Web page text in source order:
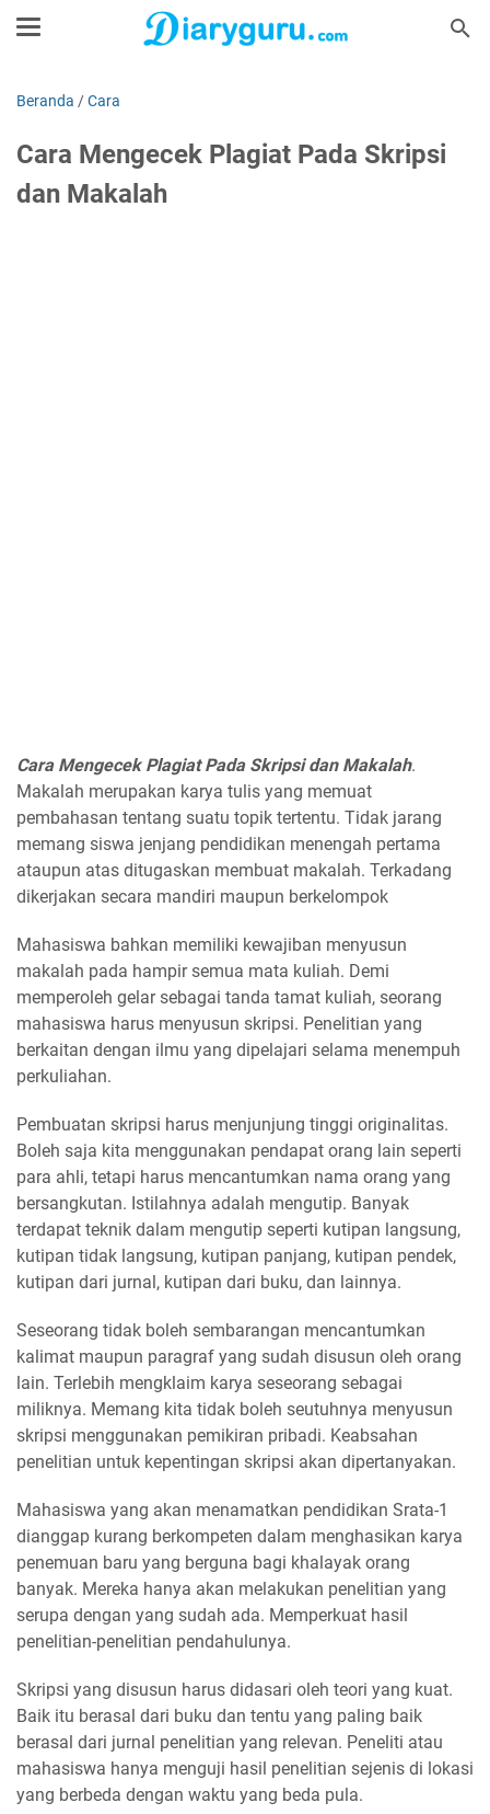
Beranda /Cara
Cara Mengecek Plagiat Pada Skripsi
dan Makalah
Cara Mengecek Plagiat Pada Skripsi dan Makalah.
Makalah merupakan karya tulis yang memuat
pembahasan tentang suatu topik tertentu. Tidak jarang
memang siswa jenjang pendidikan menengah pertama
ataupun atas ditugaskan membuat makalah. Terkadang
dikerjakan secara mandiri maupun berkelompok
Mahasiswa bahkan memiliki kewajiban menyusun
makalah pada hampir semua mata kuliah. Demi
memperoleh gelar sebagai tanda tamat kuliah, seorang
mahasiswa harus menyusun skripsi. Penelitian yang
berkaitan dengan ilmu yang dipelajari selama menempuh
perkuliahan.
Pembuatan skripsi harus menjunjung tinggi originalitas.
Boleh saja kita menggunakan pendapat orang lain seperti
para ahli, tetapi harus mencantumkan nama orang yang
bersangkutan. Istilahnya adalah mengutip. Banyak
terdapat teknik dalam mengutip seperti kutipan langsung,
kutipan tidak langsung, kutipan panjang, kutipan pendek,
kutipan dari jurnal, kutipan dari buku, dan lainnya.
Seseorang tidak boleh sembarangan mencantumkan
kalimat maupun paragraf yang sudah disusun oleh orang
lain. Terlebih mengklaim karya seseorang sebagai
miliknya. Memang kita tidak boleh seutuhnya menyusun
skripsi menggunakan pemikiran pribadi. Keabsahan
penelitian untuk kepentingan skripsi akan dipertanyakan.
Mahasiswa yang akan menamatkan pendidikan Srata-1
dianggap kurang berkompeten dalam menghasikan karya
penemuan baru yang berguna bagi khalayak orang
banyak. Mereka hanya akan melakukan penelitian yang
serupa dengan yang sudah ada. Memperkuat hasil
penelitian-penelitian pendahulunya.
Skripsi yang disusun harus didasari oleh teori yang kuat.
Baik itu berasal dari buku dan tentu yang paling baik
berasal dari jurnal penelitian yang relevan. Peneliti atau
mahasiswa hanya menguji hasil penelitian sejenis di lokasi
yang berbeda dengan waktu yang beda pula.